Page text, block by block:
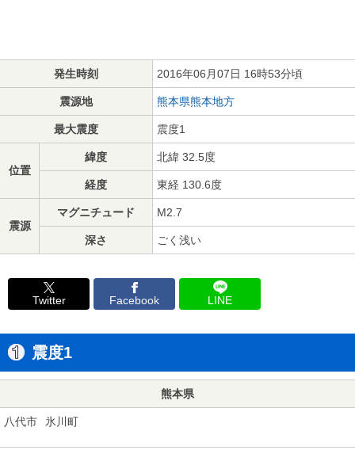
発生時刻 2016年06月07日 16時53分頃
震源地 熊本県熊本地方
最大震度 震度1
位置
緯度 北緯 32.5度
経度 東経 130.6度
震源
マグニチュード M2.7
深さ ごく浅い
Twitter Facebook LINE
震度1
熊本県
八代市 氷川町